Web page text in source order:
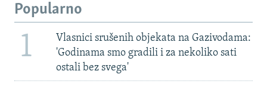
Popularno
1
Vlasnici srušenih objekata na Gazivodama:
'Godinama smo gradili i za nekoliko sati
ostali bez svega'